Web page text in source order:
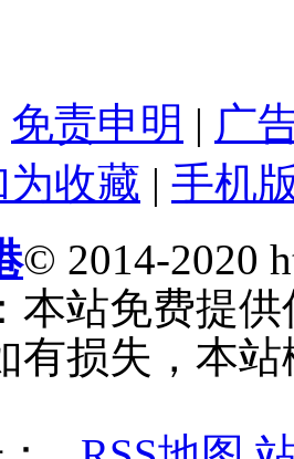
免责申明 | 广
为收藏 | 手机
© 2014-2020
本站免费提
有损失，本